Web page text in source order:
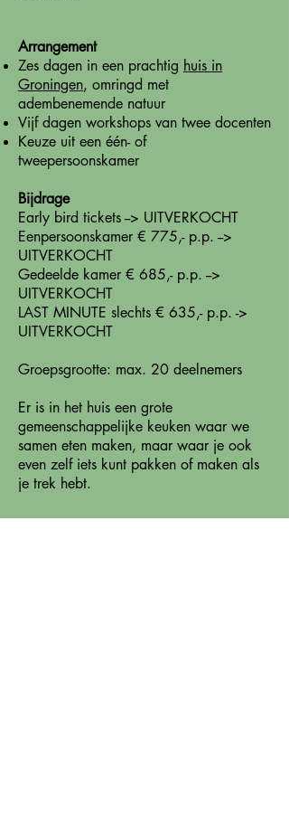
Arrangement
Zes dagen in een prachtig huis in
Groningen, omringd met
adembenemende natuur
Vijf dagen workshops van twee docenten
Keuze uit een één- of
tweepersoonskamer
Bijdrage
Early bird tickets --> UITVERKOCHT
Eenpersoonskamer € 775,- p.p. -->
UITVERKOCHT
Gedeelde kamer € 685,- p.p. -->
UITVERKOCHT
LAST MINUTE slechts € 635,- p.p. ->
UITVERKOCHT
Groepsgrootte: max. 20 deelnemers
Er is in het huis een grote
gemeenschappelijke keuken waar we
samen eten maken, maar waar je ook
even zelf iets kunt pakken of maken als
je trek hebt.